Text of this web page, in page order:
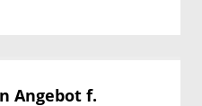
drucken
Angebot f.